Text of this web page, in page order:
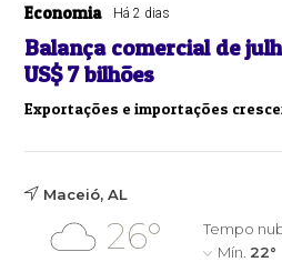
Economia Há 2 dias
Balança comercial de
US$ 7 bilhões
Exportações e importações
Maceió, AL
26°
Tempo
Mín. 22°